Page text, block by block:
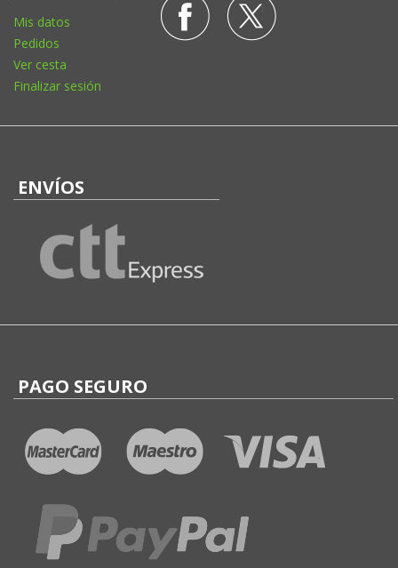
Mis datos
Pedidos
Ver cesta
Finalizar sesión
ENVÍOS
PAGO SEGURO